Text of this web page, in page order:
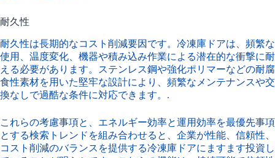
耐久性
耐久性は長期的なコスト削減要因です。冷凍庫ドアは、頻繁な
使用、温度変化、機器や積み込み作業による潜在的な衝撃に耐
える必要があります。ステンレス鋼や強化ポリマーなどの耐腐
食性素材を用いた堅牢な設計により、頻繁なメンテナンスや交
換なしで過酷な条件に対応できます。.
これらの考慮事項と、エネルギー効率と運用効率を最優先事項
とする検索トレンドを組み合わせると、企業が性能、信頼性、
コスト削減のバランスを提供する冷凍庫ドアにますます投資し